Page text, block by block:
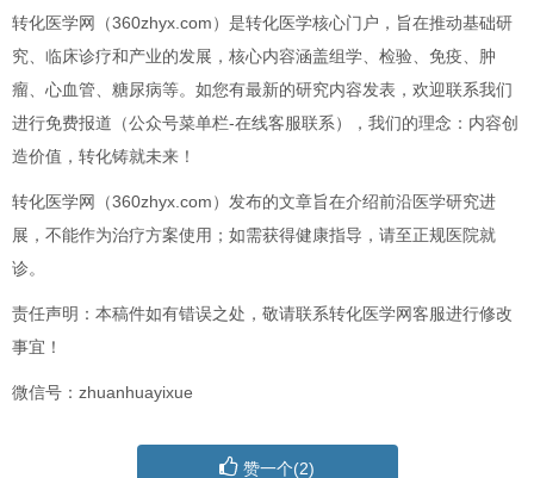
转化医学网（360zhyx.com）是转化医学核心门户，旨在推动基础研
究、临床诊疗和产业的发展，核心内容涵盖组学、检验、免疫、肿
瘤、心血管、糖尿病等。如您有最新的研究内容发表，欢迎联系我们
进行免费报道（公众号菜单栏-在线客服联系），我们的理念：内容创
造价值，转化铸就未来！
转化医学网（360zhyx.com）发布的文章旨在介绍前沿医学研究进
展，不能作为治疗方案使用；如需获得健康指导，请至正规医院就
诊。
责任声明：本稿件如有错误之处，敬请联系转化医学网客服进行修改
事宜！
微信号：zhuanhuayixue
赞一个(2)